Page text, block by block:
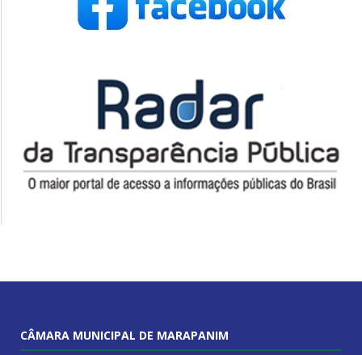
CÂMARA MUNICIPAL DE MARAPANIM